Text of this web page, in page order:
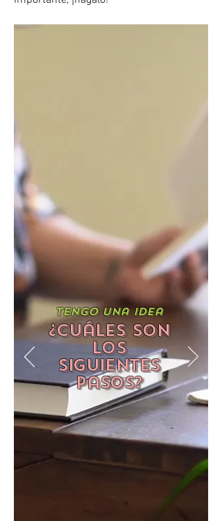
Tengo una idea
¿Cuáles son
los
siguientes
pasos?